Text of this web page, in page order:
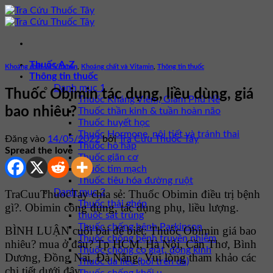
Bỏ
qua
dung
Thuốc A-Z
Thông tin thuốc
Danh mục 1
Thuốc Kháng Viêm, Giảm Phù Nề
Thuốc thần kinh & tuần hoàn não
Thuốc huyết học
Thuốc Hormone, nội tiết và tránh thai
Thuốc hô hấp
Thuốc giãn cơ
Thuốc tim mạch
Thuốc tiêu hóa đường ruột
Danh mục 2
Thuốc thải ghép
thuốc sát trùng
Thuốc chống bệnh Parkinson
Thuốc chống bệnh truyền nhiễm
Thuốc chống co giật, động kinh
Thuốc da liễu (bôi trên da)
Khoáng chất và Vitamin Khoáng chất và Vitamin Thông tin thuốc
Thuốc Obimin tác dụng, liều dùng, giá
bao nhiêu?
Đăng vào 14/05/2022 bởiTra Cứu Thuốc Tây
Spread the love
TraCuuThuocTay chia sẻ: Thuốc Obimin điều trị bệnh
gì?. Obimin công dụng, tác dụng phụ, liều lượng.
BÌNH LUẬN cuối bài để biết: Thuốc Obimin giá bao
nhiêu? mua ở đâu? Tp HCM, Hà Nội, Cần Thơ, Bình
Dương, Đồng Nai, Đà Nẵng. Vui lòng tham khảo các